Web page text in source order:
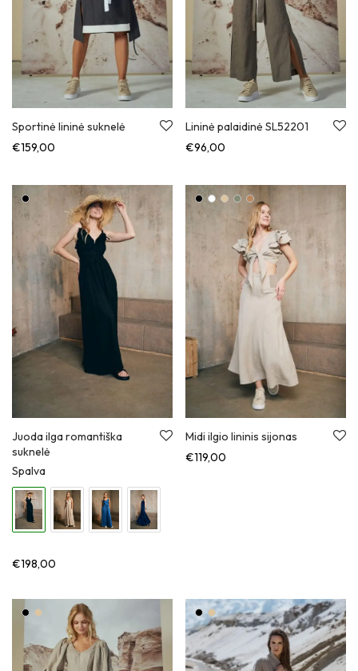
Sportinė lininė suknelė
€159,00
Lininė palaidinė SL52201
€96,00
Juoda ilga romantiška
suknelė
Spalva
€198,00
Midi ilgio lininis sijonas
€119,00